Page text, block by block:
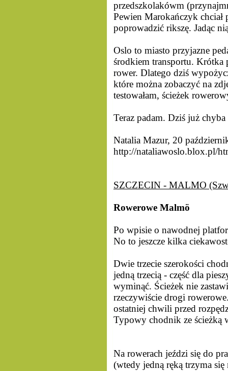
przedszkolakówm
Pewien Marokańczyk
poprowadzić rikszę. Jadąc
Oslo to miasto przyjazne
środkiem transportu. Krótka
rower. Dlatego dziś
które można zobaczyć na
testowałam, ścieżek
Teraz padam. Dziś już
Natalia Mazur, 20
http://nataliawoslo.blox.pl/
SZCZECIN - MALMO
Rowerowe Malmö
Po wpisie o nawodnej
No to jeszcze kilka
Dwie trzecie szerokości
jedną trzecią - część dla
wyminąć. Ścieżek nie
rzeczywiście drogi
ostatniej chwili przed
Typowy chodnik ze ścieżką
Na rowerach jeździ się do
(wtedy jedną ręką trzyma